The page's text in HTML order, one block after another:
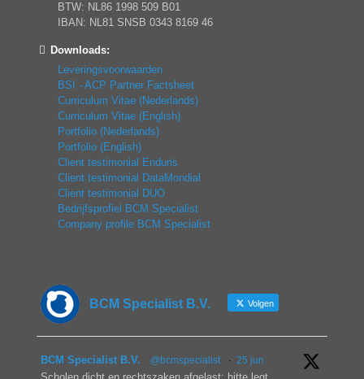
BTW: NL86 1998 509 B01
IBAN: NL81 SNSB 0343 8169 46
Downloads:
Leveringsvoorwaarden
BSI - ACP Partner Factsheet
Curriculum Vitae (Nederlands)
Curriculum Vitae (English)
Portfolio (Nederlands)
Portfolio (English)
Client testimonial Enduris
Client testimonial DataMondial
Client testimonial DUO
Bedrijfsprofiel BCM Specialist
Company profile BCM Specialist
BCM Specialist B.V. Volgen
BCM Specialist B.V. @bcmspecialist · 25 jun